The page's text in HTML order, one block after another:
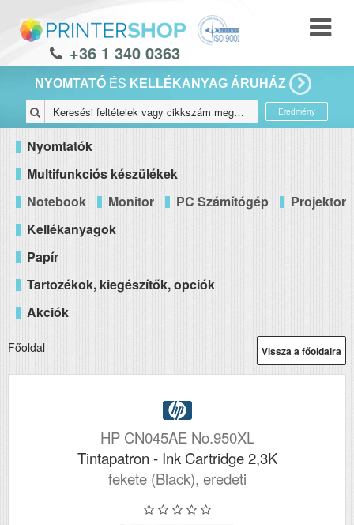
+36 1 340 0363
NYOMTATÓ ÉS KELLÉKANYAG ÁRUHÁZ
Eredmény
Nyomtatók
Multifunkciós készülékek
Notebook
Monitor PC Számítógép
Projektor
Kellékanyagok
Papír
Tartozékok, kiegészítők, opciók
Akciók
Vissza a főoldalra
Főoldal
HP CN045AE No.950XL
Tintapatron - Ink Cartridge 2,3K
fekete (Black), eredeti